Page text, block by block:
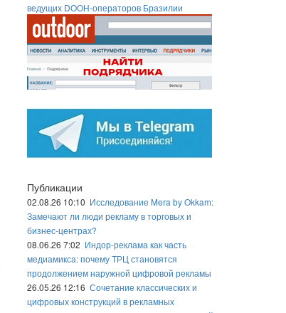
ведущих DOOH-операторов Бразилии
Публикации
02.08.26 10:10 Исследование Mera by Okkam:
Замечают ли люди рекламу в торговых и
бизнес-центрах?
08.06.26 7:02 Индор-реклама как часть
медиамикса: почему ТРЦ становятся
продолжением наружной цифровой рекламы
26.05.26 12:16 Сочетание классических и
цифровых конструкций в рекламных